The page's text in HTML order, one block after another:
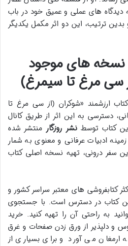
دیدگاه های عملی و عمیق خود در باب
ترتیب، این دو اثر مکمل یکدیگر
های موجود
سی مرغ تا سیمرغ)
ارزشمند «شوکران (از سی مرغ تا
دسترسی به این اثر از طریق کانال
کتاب توسطنشر روزگار منتشر شده
ادبیات عرفانی و معنوی به شمار
سفر درونی، تهیه نسخه اصلی کتاب
کتابفروشی های معتبر سراسر کشور و
کتاب در دسترس است. با جستجوی
به راحتی آن را تهیه کنید. خرید
و دلپذیر از ورق زدن صفحات و غرق
ارمغان می آورد و برای بسیاری از